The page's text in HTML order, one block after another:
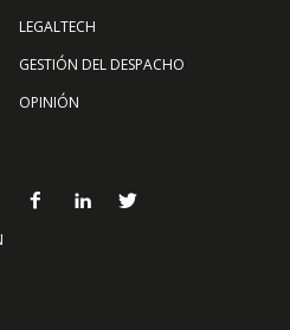
LEGALTECH
GESTIÓN DEL DESPACHO
OPINIÓN